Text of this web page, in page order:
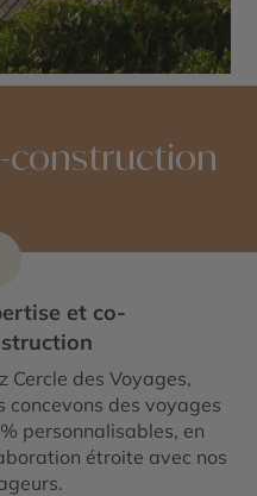
construction
et co-
Cercle des Voyages,
concevons des voyages
personnalisables, en
étroite avec nos